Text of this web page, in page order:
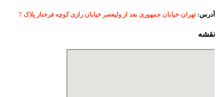
آدرس: تهران-خیابان جمهوری بعد از ولیعصر خیابان رازی کوچه فرحناز پلاک 7
نقشه